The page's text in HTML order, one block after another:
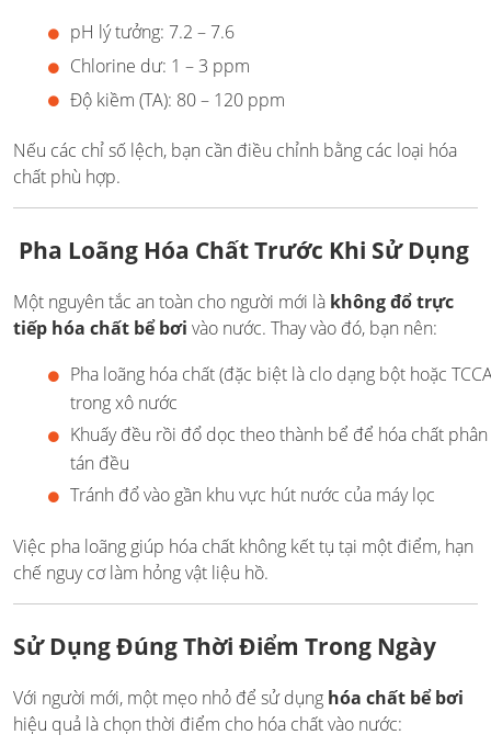
pH lý tưởng: 7.2 – 7.6
Chlorine dư: 1 – 3 ppm
Độ kiềm (TA): 80 – 120 ppm
Nếu các chỉ số lệch, bạn cần điều chỉnh bằng các loại hóa
chất phù hợp.
Pha Loãng Hóa Chất Trước Khi Sử Dụng
Một nguyên tắc an toàn cho người mới là không đổ trực
tiếp hóa chất bể bơi vào nước. Thay vào đó, bạn nên:
Pha loãng hóa chất (đặc biệt là clo dạng bột hoặc
trong xô nước
Khuấy đều rồi đổ dọc theo thành bể để hóa chất phân
tán đều
Tránh đổ vào gần khu vực hút nước của máy lọc
Việc pha loãng giúp hóa chất không kết tụ tại một điểm, hạn
chế nguy cơ làm hỏng vật liệu hồ.
Sử Dụng Đúng Thời Điểm Trong Ngày
Với người mới, một mẹo nhỏ để sử dụng hóa chất bể bơi
hiệu quả là chọn thời điểm cho hóa chất vào nước: